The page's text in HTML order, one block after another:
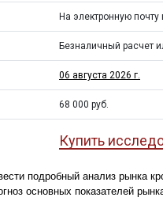
На электронную почту
Безналичный расчет
06 августа 2026 г.
68 000 руб.
Купить
подробный анализ рынка
основных показателей